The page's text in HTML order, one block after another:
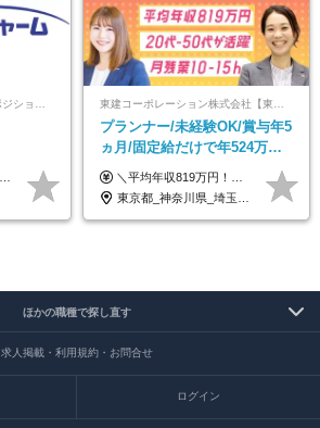
プランナー/未経験OK/賞与年5
ヵ月/固定給だけで年524万円
可能/二人に一人が年収700万
円/休めて稼げる
＼平均年収819万円！社員の最大年収3,131万円／ ＼2人に1人が年収700万円以上／ ＼5人に1人が年収1,000万円以上！／ 固定給だけで、年収524万円も可能！ インセンティブだけでなく固定給でもしっかり稼げる仕組みです！ 【入社初年度】 年収400万～550万円＋インセンティブ →月給26万3,000円～29万5,600円＋賞与年2回（基本給×約5ヵ月分※前年度実績）＋インセンティブ＋各種手当 【インセンティブ】 1物件着工で目安80万～200万円 ※建物の契約金額実績によります 【各種手当】 ・都市手当…月1万円～3万円（首都圏・東海圏・関西圏で弊社指定の事業所に勤務する方が対象） ・家族手当…配偶者：月1万円、子供1名につき：月5千円 ・資格手当…FP資格1級：月1万円、2級：月5千円、3級：月3千円 ・役職手当…昇進欄に詳細記載（主任補：月5千円→主任：月1万円…） 【その他】 ※上記月給には、固定残業代【47時間分（7万3,800円以上）】が含まれます ※月平均残業時間は14時間と少なめです（2023年度） ※固定残業代の時間数を超える時間外労働は追加で支給 但し、時間数を超える時間外労働が発生する場合もあります（特別条項付き協定締結済）
東京都_神奈川県_埼玉県_千葉県_大阪府_愛知県_宮城県_茨城県_栃木県_群馬県_静岡県_兵庫県_京都府_福岡県
ほかの職種で探し直す
求人掲載・利用規約・お問合せ
ログイン